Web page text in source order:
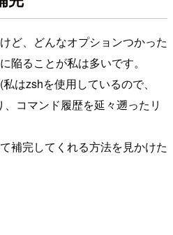
ど、どんなオプションつかった
陥ることが私は多いです。
はzshを使用しているので、
コマンド履歴を延々遡ったリ
補完してくれる方法を見かけた